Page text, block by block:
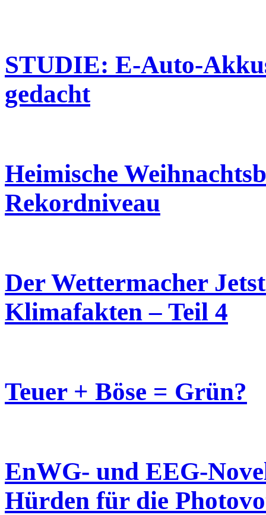
STUDIE: E-Auto-
gedacht
Heimische
Rekordniveau
Der Wettermacher
Klimafakten – Teil 4
Teuer + Böse = Grün?
EnWG- und EEG-
Hürden für die